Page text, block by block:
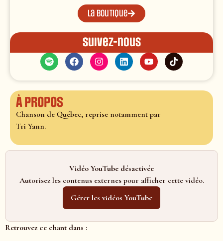
La boutique
Suivez-nous
À propos
Chanson de Québec, reprise notamment par
Tri Yann.
Vidéo YouTube désactivée
Autorisez les contenus externes pour afficher cette vidéo.
Gérer les vidéos YouTube
Retrouvez ce chant dans :